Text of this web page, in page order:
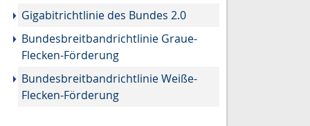
Gigabitrichtlinie des Bundes 2.0
Bundesbreitbandrichtlinie Graue-
Flecken-Förderung
Bundesbreitbandrichtlinie Weiße-
Flecken-Förderung